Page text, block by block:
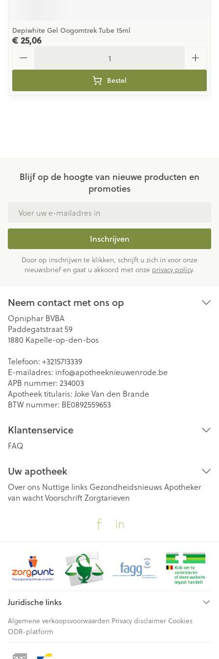
Depiwhite Gel Oogomtrek Tube 15ml
€ 25,06
Bestel
Blijf op de hoogte van nieuwe producten en
promoties
Inschrijven
Door op inschrijven te klikken, schrijft u zich in voor onze
nieuwsbrief en gaat u akkoord met onze privacy policy.
Neem contact met ons op
Opniphar BVBA
Paddegatstraat 59
1880 Kapelle-op-den-bos
Telefoon: +3215713339
E-mailadres: info@apotheeknieuwenrode.be
APB nummer: 234003
Apotheek titularis: Joke Van den Brande
BTW nummer: BE0892559653
Klantenservice
FAQ
Uw apotheek
Over ons Nuttige links Gezondheidsnieuws Apotheker
van wachtVoorschriftZorgtarieven
Juridische links
Algemene verkoopsvoorwaarden Privacy disclaimer Cookies
ODR-platform